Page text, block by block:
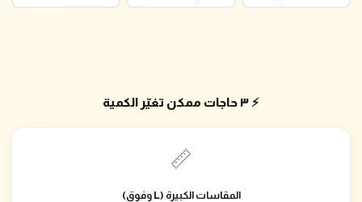
⚡ ٣ حاجات ممكن تغيّر الكمية
📏
المقاسات الكبيرة (L وفوق)